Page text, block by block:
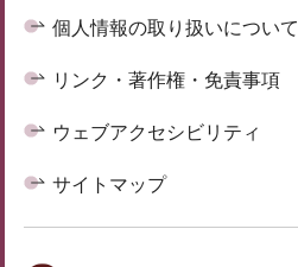
個人情報の取り扱いについて
リンク・著作権・免責事項
ウェブアクセシビリティ
サイトマップ